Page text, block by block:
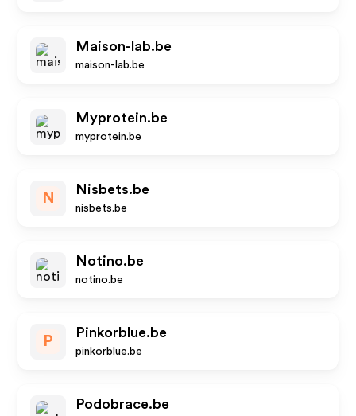
Maison-lab.be
maison-lab.be
Myprotein.be
myprotein.be
N
Nisbets.be
nisbets.be
Notino.be
notino.be
P
Pinkorblue.be
pinkorblue.be
Podobrace.be